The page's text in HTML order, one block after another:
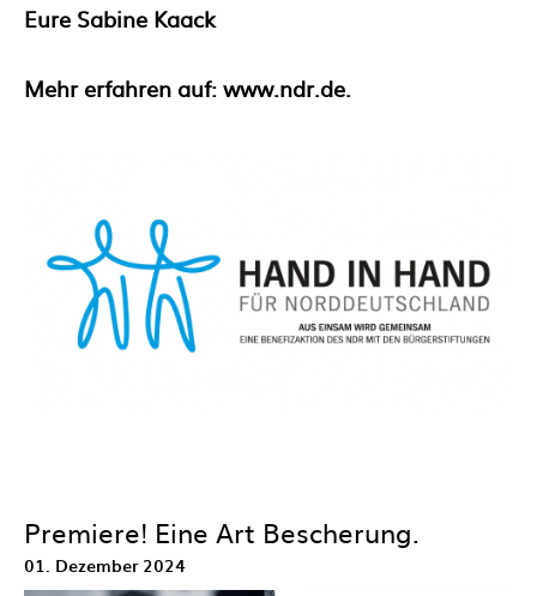
Eure Sabine Kaack
Mehr erfahren auf:www.ndr.de.
Premiere! Eine Art Bescherung.
01. Dezember 2024